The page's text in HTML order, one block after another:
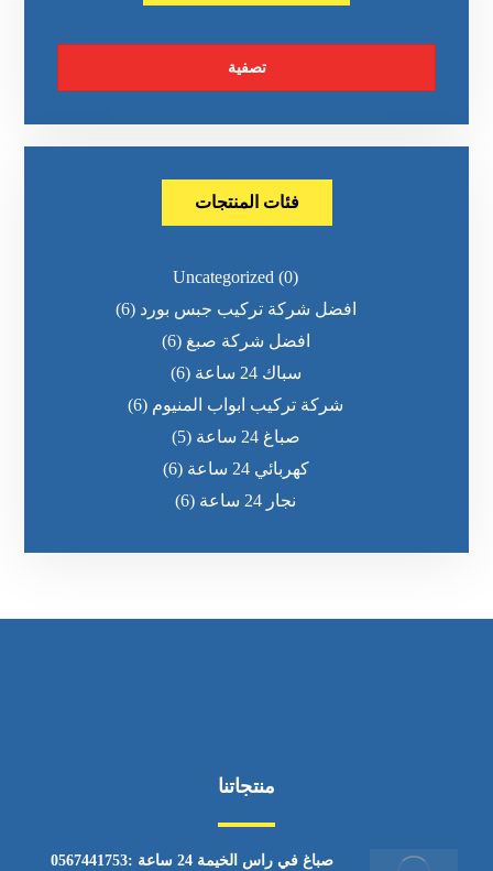
تصفية
فئات المنتجات
Uncategorized (0)
افضل شركة تركيب جبس بورد (6)
افضل شركة صبغ (6)
سباك 24 ساعة
(6)
شركة تركيب ابواب المنيوم (6)
صباغ 24 ساعة
(5)
كهربائي 24 ساعة
(6)
نجار 24 ساعة
(6)
منتجاتنا
صباغ في راس الخيمة 24 ساعة :0567441753